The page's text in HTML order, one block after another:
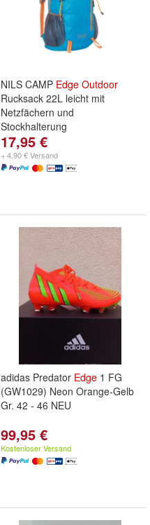
NILS CAMP Edge Outdoor
Rucksack 22L leicht mit
Netzfächern und
Stockhalterung
17,95 €
+ 4,90 € Versand
adidas Predator Edge 1 FG
(GW1029) Neon Orange-Gelb
Gr. 42 - 46 NEU
99,95 €
Kostenloser Versand